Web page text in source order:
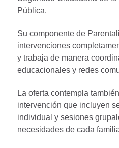
Pública.
Su componente de
intervenciones
y trabaja de manera
educacionales y redes
La oferta contempla
intervención que incluyen
individual y sesiones
necesidades de cada